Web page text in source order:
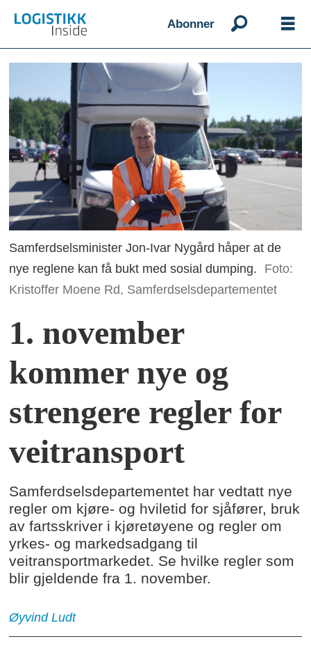
Abonner
Samferdselsminister Jon-Ivar Nygård håper at de
nye reglene kan få bukt med sosial dumping.
Foto:
Kristoffer Moene Rd, Samferdselsdepartementet
1. november
kommer nye og
strengere regler for
veitransport
Samferdselsdepartementet har vedtatt nye
regler om kjøre- og hviletid for sjåfører, bruk
av fartsskriver i kjøretøyene og regler om
yrkes- og markedsadgang til
veitransportmarkedet. Se hvilke regler som
blir gjeldende fra 1. november.
Øyvind Ludt